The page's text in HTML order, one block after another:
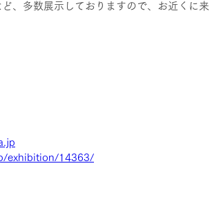
、多数展示しておりますので、お近くに来
exhibition/14363/